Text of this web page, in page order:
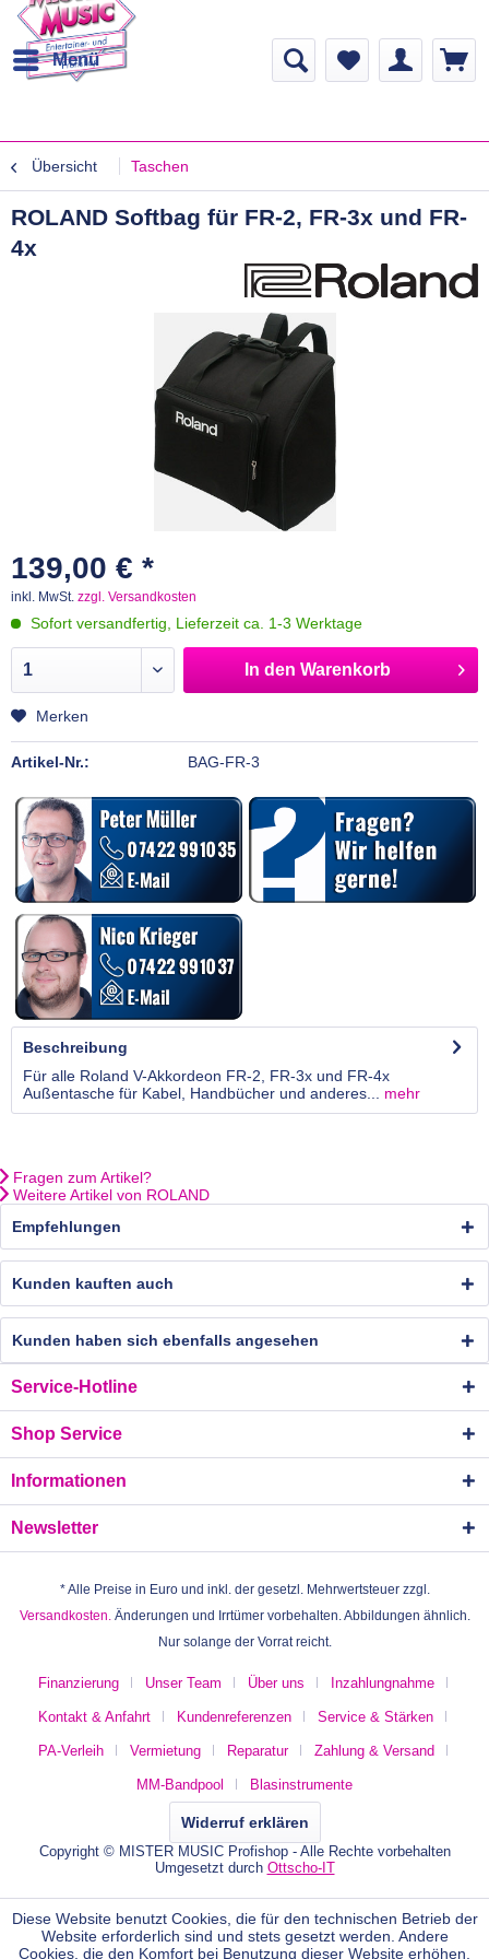
Menü
Übersicht Taschen
ROLAND Softbag für FR-2, FR-3x und FR-
4x
139,00 € *
inkl. MwSt. zzgl. Versandkosten
Sofort versandfertig, Lieferzeit ca. 1-3 Werktage
In den Warenkorb
Merken
Artikel-Nr.: BAG-FR-3
Beschreibung
Für alle Roland V-Akkordeon FR-2, FR-3x und FR-4x
Außentasche für Kabel, Handbücher und anderes... mehr
Fragen zum Artikel?
Weitere Artikel von ROLAND
Empfehlungen
Kunden kauften auch
Kunden haben sich ebenfalls angesehen
Service-Hotline
Shop Service
Informationen
Newsletter
* Alle Preise in Euro und inkl. der gesetzl. Mehrwertsteuer zzgl.
Versandkosten. Änderungen und Irrtümer vorbehalten. Abbildungen ähnlich.
Nur solange der Vorrat reicht.
Finanzierung Unser Team Über uns Inzahlungnahme
Kontakt & Anfahrt Kundenreferenzen Service & Stärken
PA-Verleih Vermietung Reparatur Zahlung & Versand
MM-Bandpool Blasinstrumente
Widerruf erklären
Copyright © MISTER MUSIC Profishop - Alle Rechte vorbehalten
Umgesetzt durch Ottscho-IT
Diese Website benutzt Cookies, die für den technischen Betrieb der
Website erforderlich sind und stets gesetzt werden. Andere
Cookies, die den Komfort bei Benutzung dieser Website erhöhen,